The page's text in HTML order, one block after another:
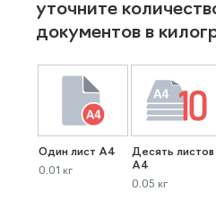
уточните
документов в
Один лист А4
0.01 кг
Десять листов
А4
0.05 кг